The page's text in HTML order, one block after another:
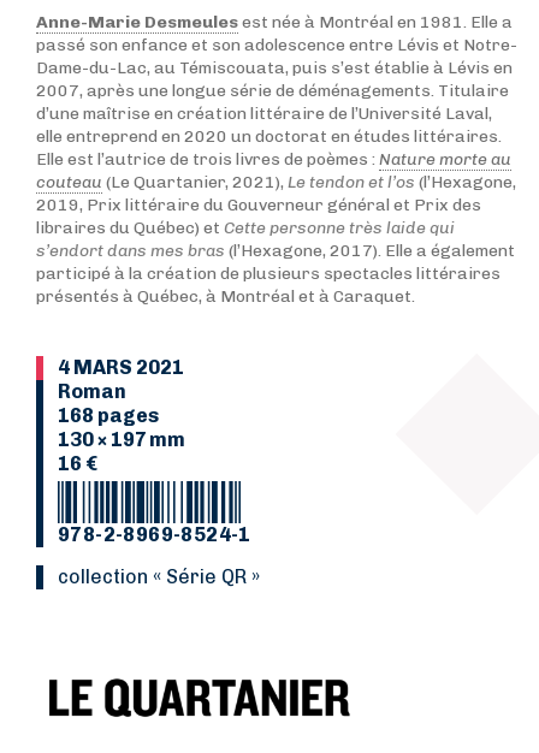
Anne-Marie Desmeulesest née à Montréal en 1981. Elle a
passé son enfance et son adolescence entre Lévis et Notre-
Dame-du-Lac, au Témiscouata, puis s’est établie à Lévis en
2007, après une longue série de déménagements. Titulaire
d’une maîtrise en création littéraire de l’Université Laval,
elle entreprend en 2020 un doctorat en études littéraires.
Elle est l’autrice de trois livres de poèmes : Nature morte au
couteau (Le Quartanier, 2021), Le tendon et l’os (l’Hexagone,
2019, Prix littéraire du Gouverneur général et Prix des
libraires du Québec) et Cette personne très laide qui
s’endort dans mes bras (l’Hexagone, 2017). Elle a également
participé à la création de plusieurs spectacles littéraires
présentés à Québec, à Montréal et à Caraquet.
4 MARS 2021
Roman
168 pages
130 × 197 mm
16 €
978-2-8969-8524-1
collection « Série QR »